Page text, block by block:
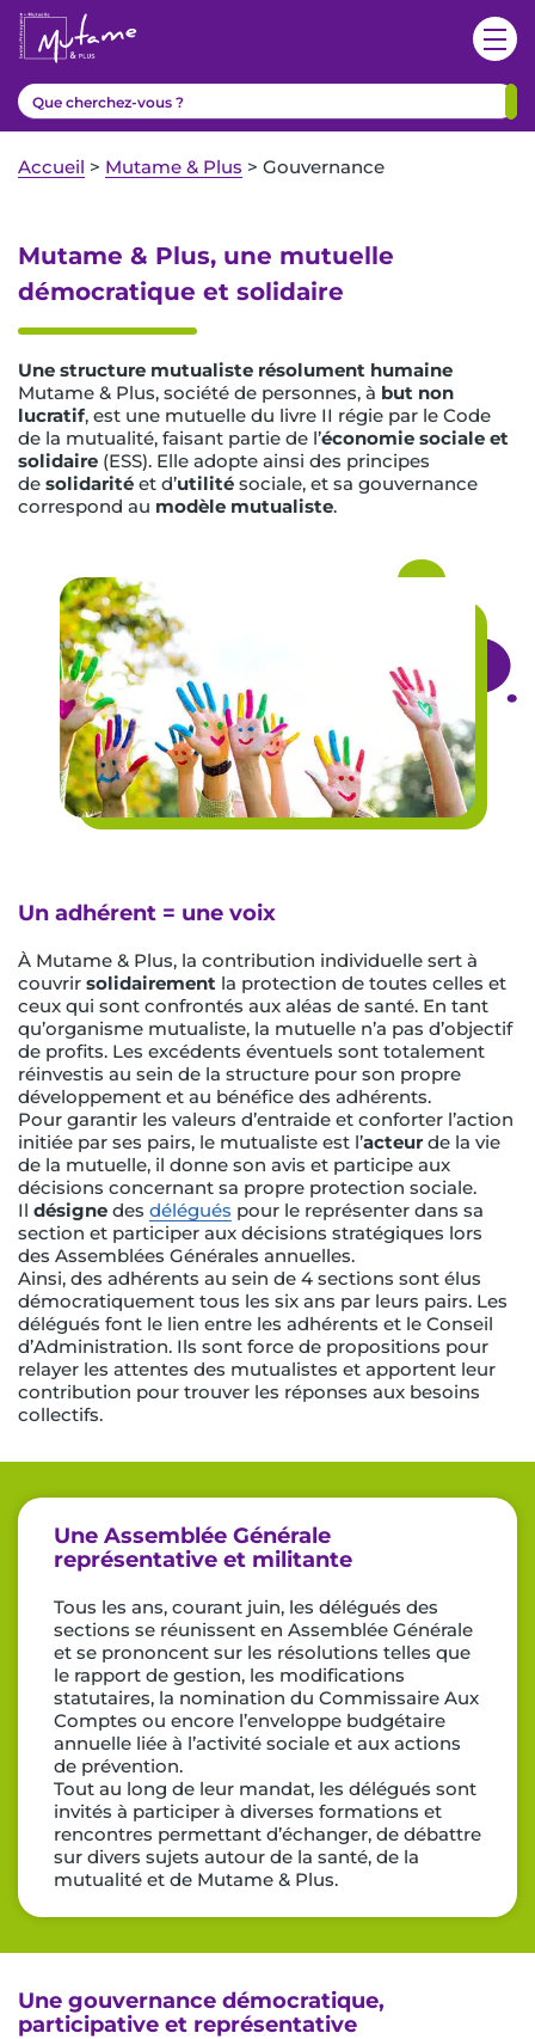
Accueil > Mutame & Plus > Gouvernance
Mutame & Plus, une mutuelle
démocratique et solidaire
Une structure mutualiste résolument humaine
Mutame & Plus, société de personnes, à but non
lucratif, est une mutuelle du livre II régie par le Code
de la mutualité, faisant partie de l’économie sociale et
solidaire (ESS). Elle adopte ainsi des principes
de solidarité et d’utilité sociale, et sa gouvernance
correspond au modèle mutualiste.
Un adhérent = une voix
À Mutame & Plus, la contribution individuelle sert à
couvrir solidairement la protection de toutes celles et
ceux qui sont confrontés aux aléas de santé. En tant
qu’organisme mutualiste, la mutuelle n’a pas d’objectif
de profits. Les excédents éventuels sont totalement
réinvestis au sein de la structure pour son propre
développement et au bénéfice des adhérents.
Pour garantir les valeurs d’entraide et conforter l’action
initiée par ses pairs, le mutualiste est l’acteur de la vie
de la mutuelle, il donne son avis et participe aux
décisions concernant sa propre protection sociale.
Il désigne des délégués pour le représenter dans sa
section et participer aux décisions stratégiques lors
des Assemblées Générales annuelles.
Ainsi, des adhérents au sein de 4 sections sont élus
démocratiquement tous les six ans par leurs pairs. Les
délégués font le lien entre les adhérents et le Conseil
d’Administration. Ils sont force de propositions pour
relayer les attentes des mutualistes et apportent leur
contribution pour trouver les réponses aux besoins
collectifs.
Une Assemblée Générale
représentative et militante
Tous les ans, courant juin, les délégués des
sections se réunissent en Assemblée Générale
et se prononcent sur les résolutions telles que
le rapport de gestion, les modifications
statutaires, la nomination du Commissaire Aux
Comptes ou encore l’enveloppe budgétaire
annuelle liée à l’activité sociale et aux actions
de prévention.
Tout au long de leur mandat, les délégués sont
invités à participer à diverses formations et
rencontres permettant d’échanger, de débattre
sur divers sujets autour de la santé, de la
mutualité et de Mutame & Plus.
Une gouvernance démocratique,
participative et représentative